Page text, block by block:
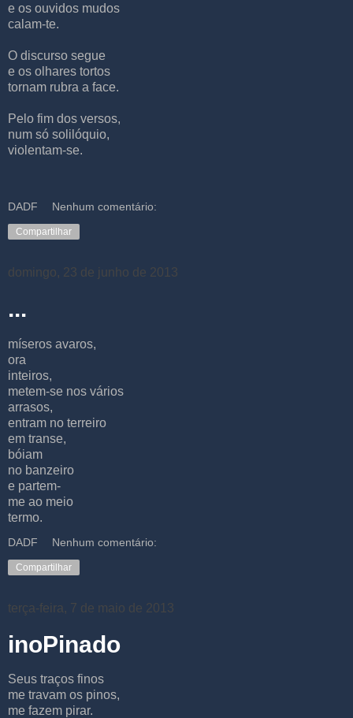
e os ouvidos mudos
calam-te.
O discurso segue
e os olhares tortos
tornam rubra a face.
Pelo fim dos versos,
num só solilóquio,
violentam-se.
DADF Nenhum comentário:
Compartilhar
domingo, 23 de junho de 2013
...
míseros avaros,
ora
inteiros,
metem-se nos vários
arrasos,
entram no terreiro
em transe,
bóiam
no banzeiro
e partem-
me ao meio
termo.
DADF Nenhum comentário:
Compartilhar
terça-feira, 7 de maio de 2013
inoPinado
Seus traços finos
me travam os pinos,
me fazem pirar.